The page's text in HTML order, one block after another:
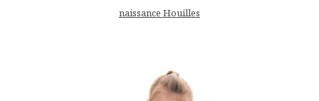
naissance Houilles